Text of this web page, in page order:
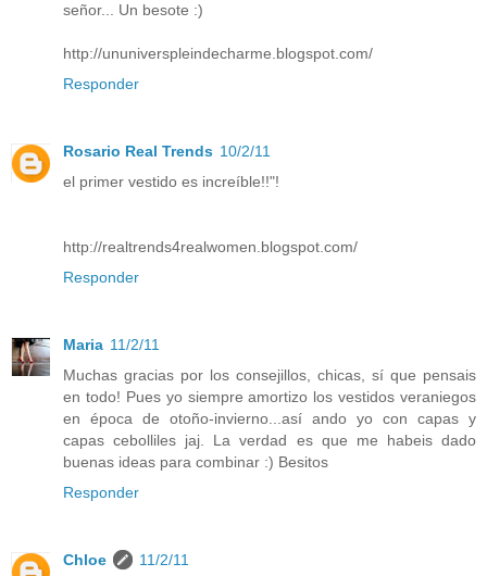
señor... Un besote :)
http://ununiverspleindecharme.blogspot.com/
Responder
Rosario Real Trends 10/2/11
el primer vestido es increíble!!"!
http://realtrends4realwomen.blogspot.com/
Responder
Maria 11/2/11
Muchas gracias por los consejillos, chicas, sí que pensais
en todo! Pues yo siempre amortizo los vestidos veraniegos
en época de otoño-invierno...así ando yo con capas y
capas cebolliles jaj. La verdad es que me habeis dado
buenas ideas para combinar :) Besitos
Responder
Chloe
11/2/11